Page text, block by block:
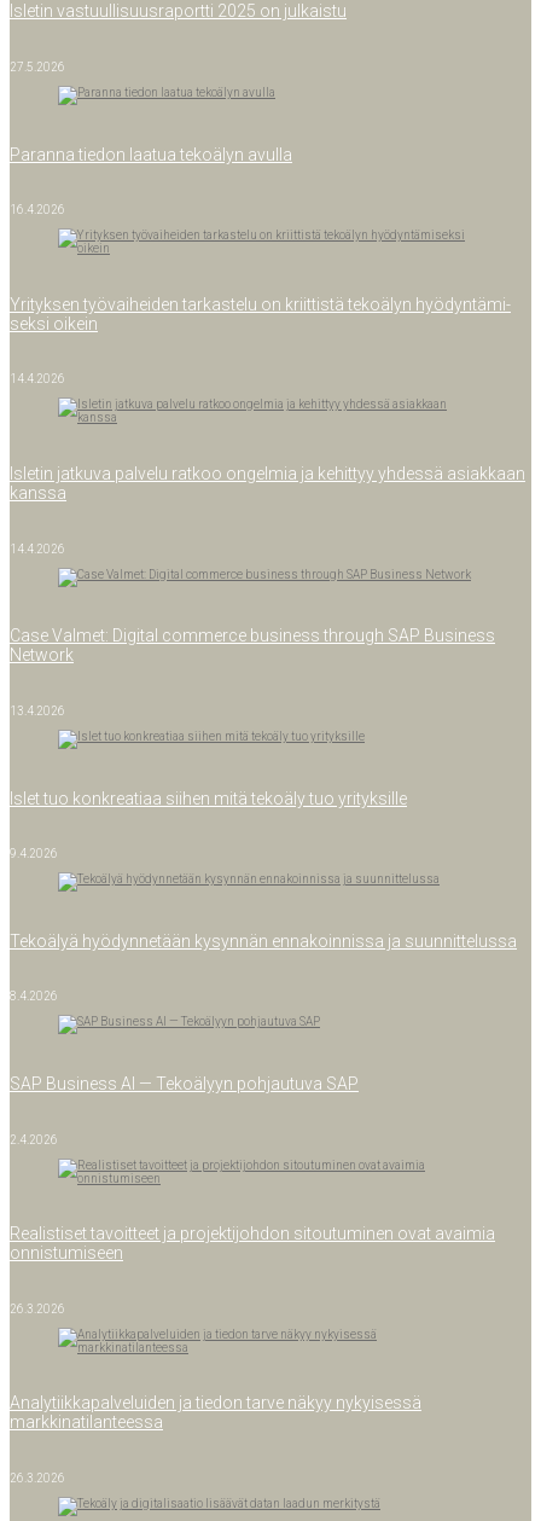
Isle­tin vas­tuul­li­suus­ra­port­ti 2025 on julkaistu
27.5.2026
Paran­na tie­don laa­tua teko­ä­lyn avulla
16.4.2026
Yri­tyk­sen työ­vai­hei­den tar­kas­te­lu on kriit­tis­tä teko­ä­lyn hyö­dyn­tä­mi­
sek­si oikein
14.4.2026
Isle­tin jat­ku­va pal­ve­lu rat­koo ongel­mia ja kehit­tyy yhdes­sä asiak­kaan
kanssa
14.4.2026
Case Val­met: Digi­tal com­merce busi­ness through SAP Busi­ness
Network
13.4.2026
Islet tuo kon­krea­ti­aa sii­hen mitä teko­ä­ly tuo yrityksille
9.4.2026
Teko­ä­lyä hyö­dyn­ne­tään kysyn­nän enna­koin­nis­sa ja suunnittelussa
8.4.2026
SAP Busi­ness AI — Teko­ä­lyyn poh­jau­tu­va SAP
2.4.2026
Rea­lis­ti­set tavoit­teet ja pro­jek­ti­joh­don sitou­tu­mi­nen ovat avai­mia
onnistumiseen
26.3.2026
Ana­ly­tiik­ka­pal­ve­lui­den ja tie­don tar­ve näkyy nykyi­ses­sä
markkinatilanteessa
26.3.2026